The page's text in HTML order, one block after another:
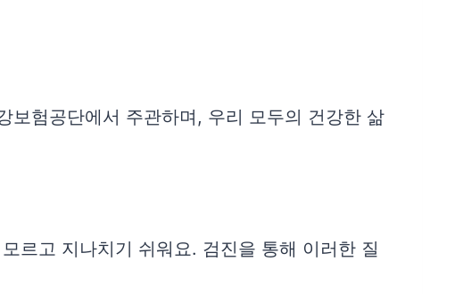
보험공단에서 주관하며, 우리 모두의 건강한 삶
르고 지나치기 쉬워요. 검진을 통해 이러한 질